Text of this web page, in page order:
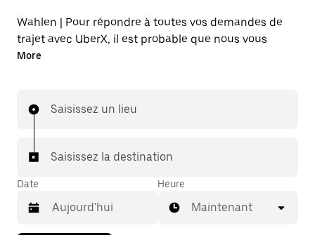
Wahlen | Pour répondre à toutes vos demandes de
trajet avec UberX, il est probable que nous vous
mettions en relation avec un chauffeur de taxi. Si tel
et 7 j/7), comme avec UberX, et pourrez rejoindre
Dans certaines villes de Suisse, pour vous assurer de
pouvez le demander dans l'application.
More
Saisissez un lieu
Saisissez la destination
Date Heure
Maintenant